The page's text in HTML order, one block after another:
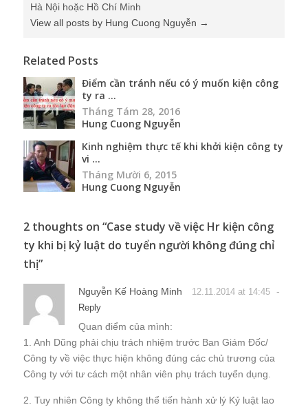
Hà Nội hoặc Hồ Chí Minh
View all posts by Hung Cuong Nguyễn →
Related Posts
Điểm cần tránh nếu có ý muốn kiện công
ty ra ...
Tháng Tám 28, 2016
Hung Cuong Nguyễn
Kinh nghiệm thực tế khi khởi kiện công ty
vi ...
Tháng Mười 6, 2015
Hung Cuong Nguyễn
2 thoughts on “Case study về việc Hr kiện công
ty khi bị kỷ luật do tuyển người không đúng chỉ
thị”
Nguyễn Kế Hoàng Minh 12.11.2014 at 14:45 -
Reply
Quan điểm của mình:
1. Anh Dũng phải chịu trách nhiệm trước Ban Giám Đốc/
Công ty về việc thực hiện không đúng các chủ trương của
Công ty với tư cách một nhân viên phụ trách tuyển dụng.
2. Tuy nhiên Công ty không thể tiến hành xử lý Kỷ luật lao